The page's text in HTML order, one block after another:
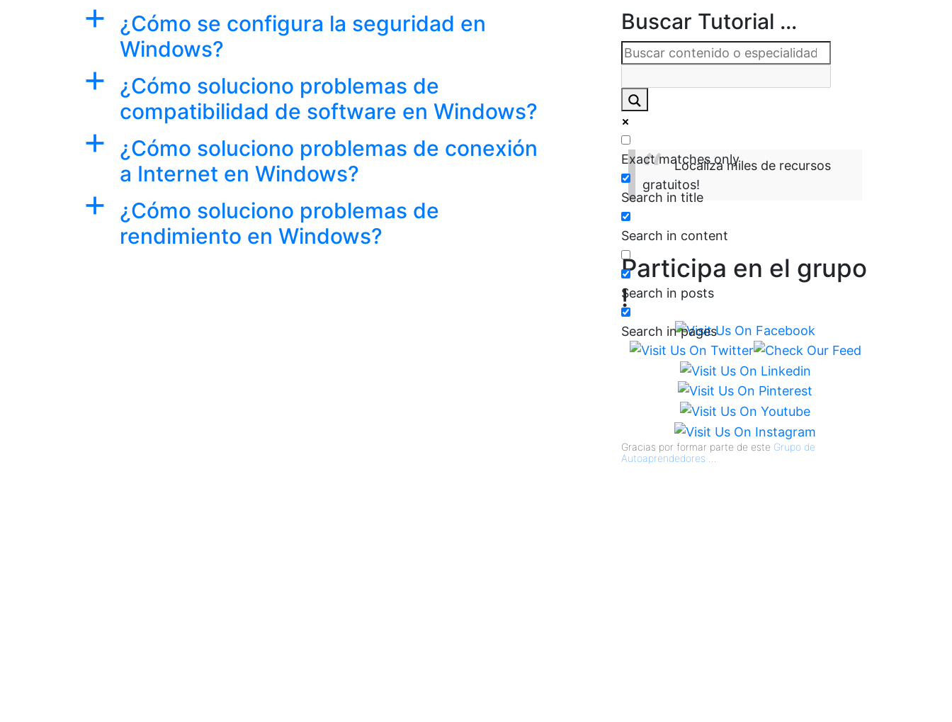
a
¿Cómo se configura la seguridad en
Windows?
a
¿Cómo soluciono problemas de
compatibilidad de software en Windows?
a
¿Cómo soluciono problemas de conexión
a Internet en Windows?
a
¿Cómo soluciono problemas de
rendimiento en Windows?
Buscar Tutorial ...
Exact matches only
Search in title
Search in content
Search in posts
Search in pages
Localiza miles de recursos
gratuitos!
Participa en el grupo
!
Gracias por formar parte de este Grupo de
Autoaprendedores